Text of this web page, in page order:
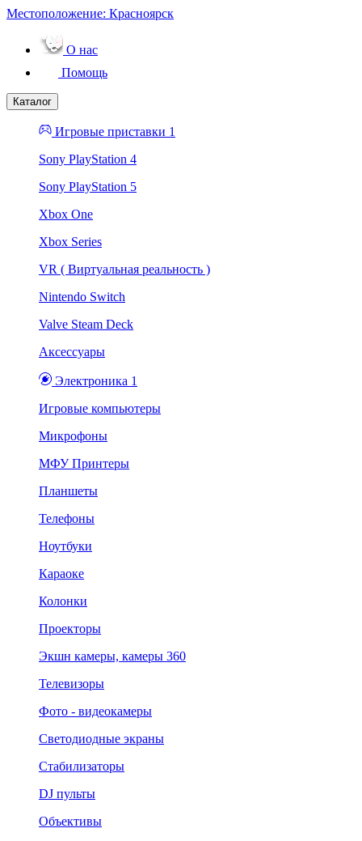
Местоположение: Красноярск
О нас
Помощь
Каталог
Игровые приставки 1
Sony PlayStation 4
Sony PlayStation 5
Xbox One
Xbox Series
VR ( Виртуальная реальность )
Nintendo Switch
Valve Steam Deck
Аксессуары
Электроника 1
Игровые компьютеры
Микрофоны
МФУ Принтеры
Планшеты
Телефоны
Ноутбуки
Караоке
Колонки
Проекторы
Экшн камеры, камеры 360
Телевизоры
Фото - видеокамеры
Светодиодные экраны
Стабилизаторы
DJ пульты
Объективы